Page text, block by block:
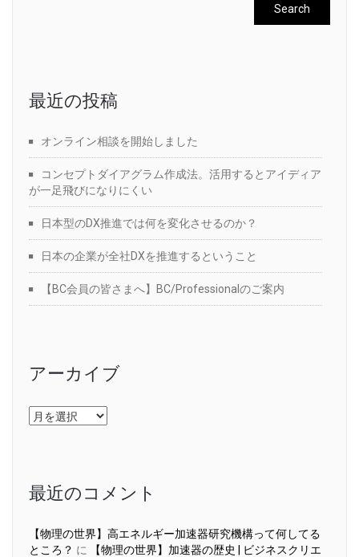
最近の投稿
オンライン相談を開始しました
コンセプトダイアグラム作成法。活用するとアイディア
が一足飛びになりにくい
日本型のDX推進では何を変化させるのか？
日本の企業が全社DXを推進するということ
【BC会員の皆さまへ】BC/Professionalのご案内
アーカイブ
ア
ー
最近のコメント
【物理の世界】高エネルギー加速器研究機構って何してる
ところ？ に
【物理の世界】加速器の歴史 | ビジネスクリエ